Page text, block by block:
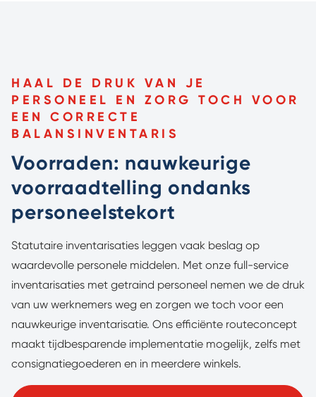
HAAL DE DRUK VAN JE
PERSONEEL EN ZORG TOCH VOOR
EEN CORRECTE
BALANSINVENTARIS
Voorraden: nauwkeurige
voorraadtelling ondanks
personeelstekort
Statutaire inventarisaties leggen vaak beslag op
waardevolle personele middelen. Met onze full-service
inventarisaties met getraind personeel nemen we de druk
van uw werknemers weg en zorgen we toch voor een
nauwkeurige inventarisatie. Ons efficiënte routeconcept
maakt tijdbesparende implementatie mogelijk, zelfs met
consignatiegoederen en in meerdere winkels.